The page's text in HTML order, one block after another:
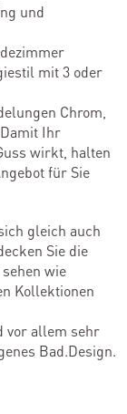
und
mit 3 oder
Chrom,
Ihr
wirkt, halten
für Sie
gleich auch
Sie die
wie
Kollektionen
vor allem sehr
Bad.Design.